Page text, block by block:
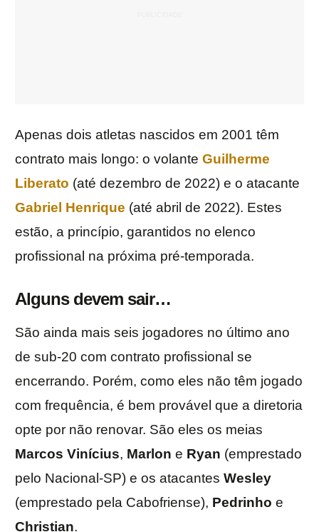
Apenas dois atletas nascidos em 2001 têm
contrato mais longo: o volante Guilherme
Liberato (até dezembro de 2022) e o atacante
Gabriel Henrique (até abril de 2022). Estes
estão, a princípio, garantidos no elenco
profissional na próxima pré-temporada.
Alguns devem sair…
São ainda mais seis jogadores no último ano
de sub-20 com contrato profissional se
encerrando. Porém, como eles não têm jogado
com frequência, é bem provável que a diretoria
opte por não renovar. São eles os meias
Marcos Vinícius, Marlon e Ryan (emprestado
pelo Nacional-SP) e os atacantes Wesley
(emprestado pela Cabofriense), Pedrinho e
Christian.